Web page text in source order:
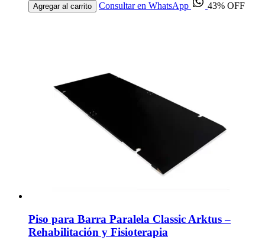
Agregar al carrito Consultar en WhatsApp 43% OFF
Piso para Barra Paralela Classic Arktus –
Rehabilitación y Fisioterapia